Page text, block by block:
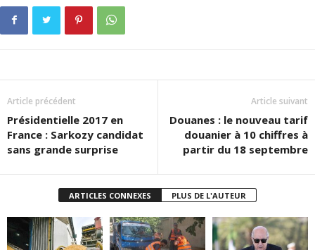
Article précédent
Présidentielle 2017 en
France : Sarkozy candidat
sans grande surprise
Article suivant
Douanes : le nouveau tarif
douanier à 10 chiffres à
partir du 18 septembre
ARTICLES CONNEXES PLUS DE L'AUTEUR